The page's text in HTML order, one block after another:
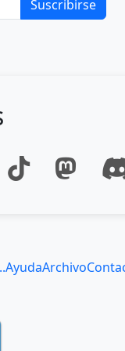
Suscribirse
AyudaArchivo